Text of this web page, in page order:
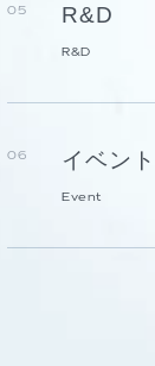
05 R&D
R&D
06 イベント
Event